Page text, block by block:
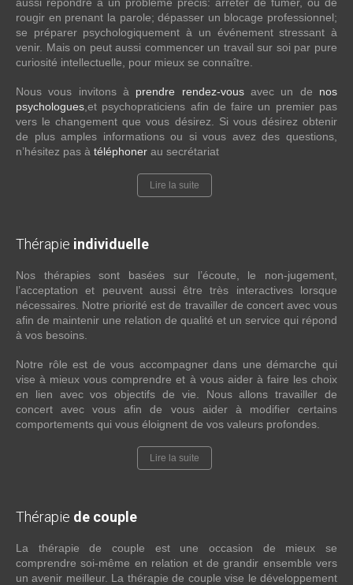
rougir en prenant la parole; dépasser un blocage professionnel;
se préparer psychologiquement à un événement stressant à
venir. Mais on peut aussi commencer un travail sur soi par pure
curiosité intellectuelle, pour mieux se connaître.
Nous vous invitons à prendre rendez-vousavec un de nos
psychologues ,et psychopraticiens afin de faire un premier pas
vers le changement que vous désirez. Si vous désirez obtenir
de plus amples informations ou si vous avez des questions,
n’hésitez pas à téléphoner au secrétariat
Lire la suite
Thérapie individuelle
Nos thérapies sont basées sur l’écoute, le non-jugement,
l’acceptation et peuvent aussi être très interactives lorsque
nécessaires. Notre priorité est de travailler de concert avec vous
afin de maintenir une relation de qualité et un service qui répond
à vos besoins.
Notre rôle est de vous accompagner dans une démarche qui
vise à mieux vous comprendre et à vous aider à faire les choix
en lien avec vos objectifs de vie. Nous allons travailler de
concert avec vous afin de vous aider à modifier certains
comportements qui vous éloignent de vos valeurs profondes.
Lire la suite
Thérapie de couple
La thérapie de couple est une occasion de mieux se
comprendre soi-même en relation et de grandir ensemble vers
un avenir meilleur. La thérapie de couple vise le développement